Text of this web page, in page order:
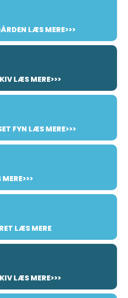
LÆS MERE>>>
LÆS MERE>>>
FYN LÆS MERE>>>
LÆS MERE
LÆS MERE>>>